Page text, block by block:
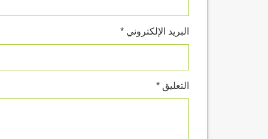
التعليق *
البريد الإلكتروني *